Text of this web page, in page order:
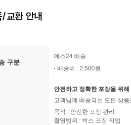
교환 안내
구분
예스24 배송
배송비 : 2,500원
안전하고 정확한 포장을 위
고객님께 배송되는 모든 상
목적 : 안전한 포장 관리
촬영범위 : 박스 포장 작업